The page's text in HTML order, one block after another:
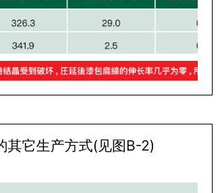
其它生产方式(见图B-2)